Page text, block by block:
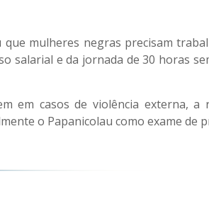
–
mulheres negras precisam
e da jornada de 30 horas
em casos de violência externa,
o Papanicolau como exame de